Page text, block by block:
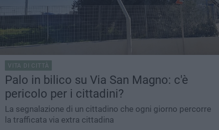
VITA DI CITTÀ
Palo in bilico su Via San Magno: c'è
pericolo per i cittadini?
La segnalazione di un cittadino che ogni giorno percorre
la trafficata via extra cittadina